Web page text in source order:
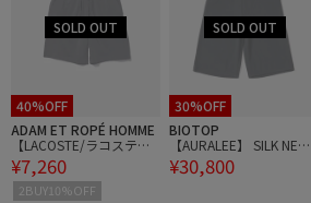
40%OFF
ADAM ET ROPÉ HOMME
【LACOSTE/ラコステ】
シアサッカーショーツ
¥7,260
2BUY10%OFF
30%OFF
BIOTOP
【AURALEE】 SILK NEP
DENIM 5P WIDE SHORTS
¥30,800